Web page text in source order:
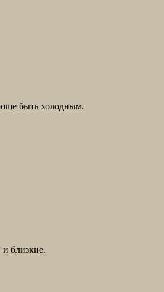
быть холодным.
близкие.